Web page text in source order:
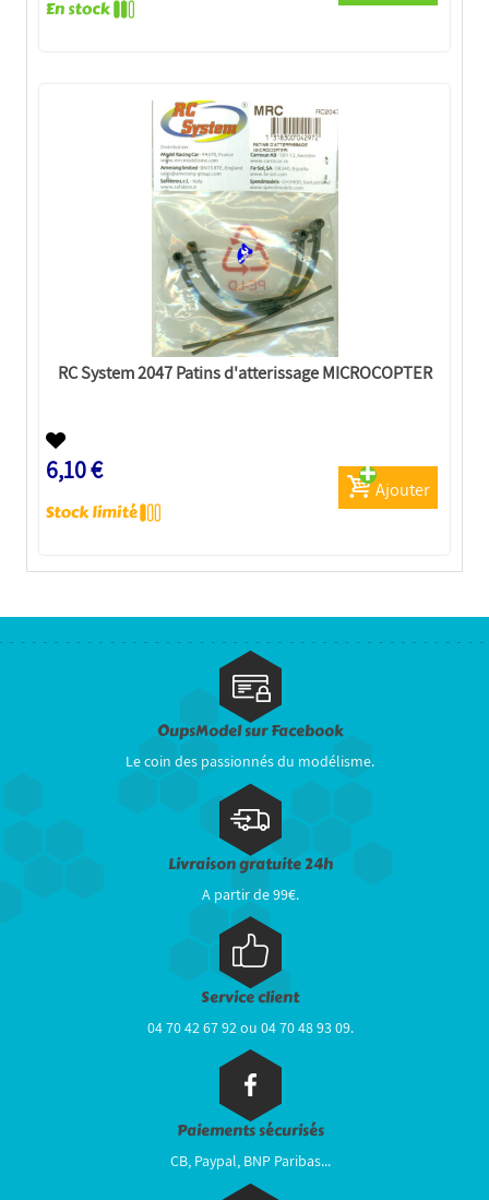
RC System 2047 Patins d'atterissage MICROCOPTER
6,10 €
Ajouter
OupsModel sur Facebook
Le coin des passionnés du modélisme.
Livraison gratuite 24h
A partir de 99€.
Service client
04 70 42 67 92 ou 04 70 48 93 09.
Paiements sécurisés
CB, Paypal, BNP Paribas...